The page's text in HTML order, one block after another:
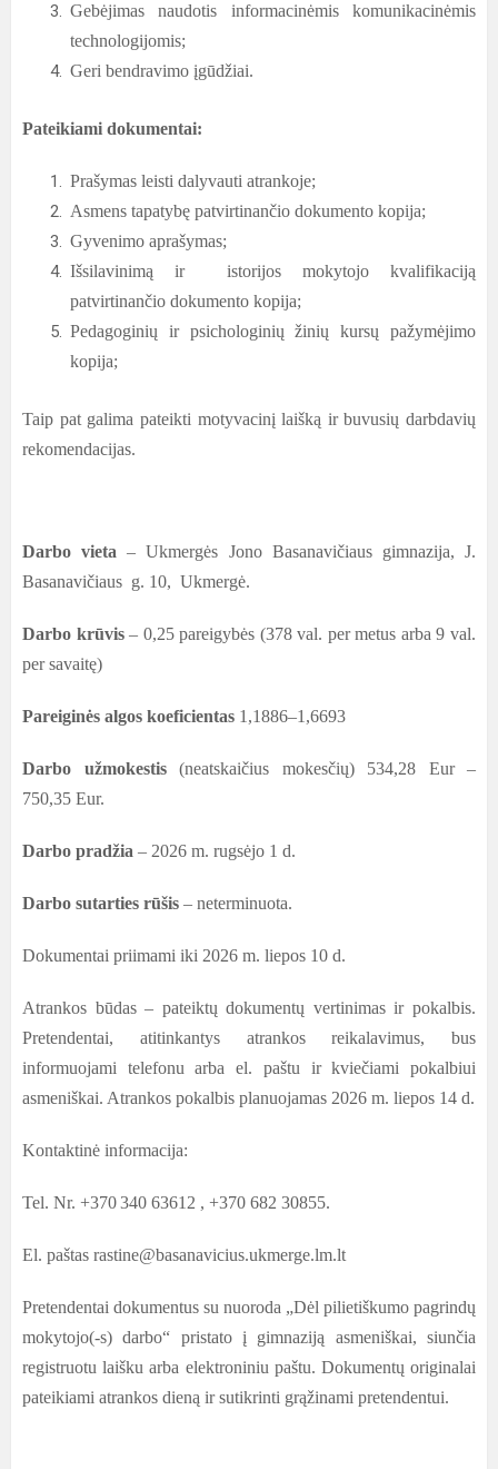
Gebėjimas naudotis informacinėmis komunikacinėmis
technologijomis;
Geri bendravimo įgūdžiai.
Pateikiami dokumentai:
Prašymas leisti dalyvauti atrankoje;
Asmens tapatybę patvirtinančio dokumento kopija;
Gyvenimo aprašymas;
Išsilavinimą ir istorijos mokytojo kvalifikaciją
patvirtinančio dokumento kopija;
Pedagoginių ir psichologinių žinių kursų pažymėjimo
kopija;
Taip pat galima pateikti motyvacinį laišką ir buvusių darbdavių
rekomendacijas.
Darbo vieta – Ukmergės Jono Basanavičiaus gimnazija, J.
Basanavičiaus g. 10, Ukmergė.
Darbo krūvis– 0,25 pareigybės (378 val. per metus arba 9 val.
per savaitę)
Pareiginės algos koeficientas 1,1886–1,6693
Darbo užmokestis(neatskaičius mokesčių) 534,28 Eur –
750,35 Eur.
Darbo pradžia – 2026 m. rugsėjo 1 d.
Darbo sutarties rūšis – neterminuota.
Dokumentai priimami iki 2026 m. liepos 10 d.
Atrankos būdas – pateiktų dokumentų vertinimas ir pokalbis.
Pretendentai, atitinkantys atrankos reikalavimus, bus
informuojami telefonu arba el. paštu ir kviečiami pokalbiui
asmeniškai. Atrankos pokalbis planuojamas 2026 m. liepos 14 d.
Kontaktinė informacija:
Tel. Nr. +370340 63612 , +370 682 30855.
El. paštas rastine@basanavicius.ukmerge.lm.lt
Pretendentai dokumentus su nuoroda „Dėl pilietiškumo pagrindų
mokytojo(-s) darbo“ pristato į gimnaziją asmeniškai, siunčia
registruotu laišku arba elektroniniu paštu. Dokumentų originalai
pateikiami atrankos dieną ir sutikrinti grąžinami pretendentui.